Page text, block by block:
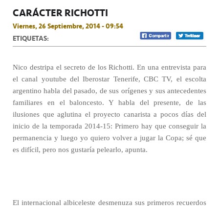
CARÁCTER RICHOTTI
Viernes, 26 Septiembre, 2014 - 09:54
ETIQUETAS:
Nico destripa el secreto de los Richotti. En una entrevista para
el canal youtube del Iberostar Tenerife, CBC TV, el escolta
argentino habla del pasado, de sus orígenes y sus antecedentes
familiares en el baloncesto. Y habla del presente, de las
ilusiones que aglutina el proyecto canarista a pocos días del
inicio de la temporada 2014-15: Primero hay que conseguir la
permanencia y luego yo quiero volver a jugar la Copa; sé que
es difícil, pero nos gustaría pelearlo, apunta.
El internacional albiceleste desmenuza sus primeros recuerdos